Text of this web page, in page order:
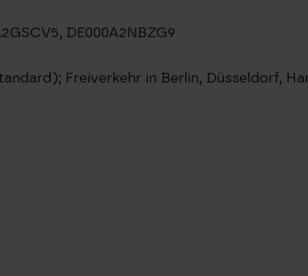
DE000A2NBZG9
Freiverkehr in Berlin, Düsseldorf,